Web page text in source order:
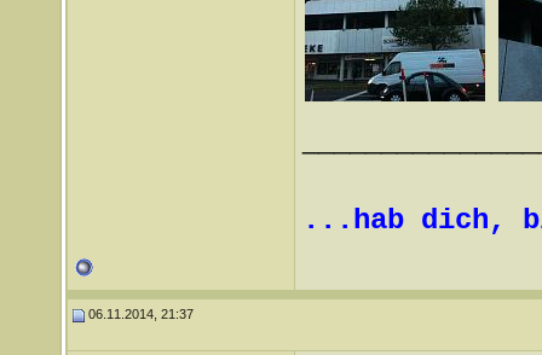
...hab dich,
06.11.2014, 21:37